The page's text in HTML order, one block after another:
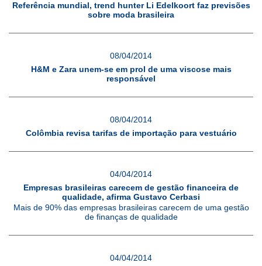
Referência mundial, trend hunter Li Edelkoort faz previsões
sobre moda brasileira
08/04/2014
H&M e Zara unem-se em prol de uma viscose mais
responsável
08/04/2014
Colômbia revisa tarifas de importação para vestuário
04/04/2014
Empresas brasileiras carecem de gestão financeira de
qualidade, afirma Gustavo Cerbasi
Mais de 90% das empresas brasileiras carecem de uma gestão
de finanças de qualidade
04/04/2014